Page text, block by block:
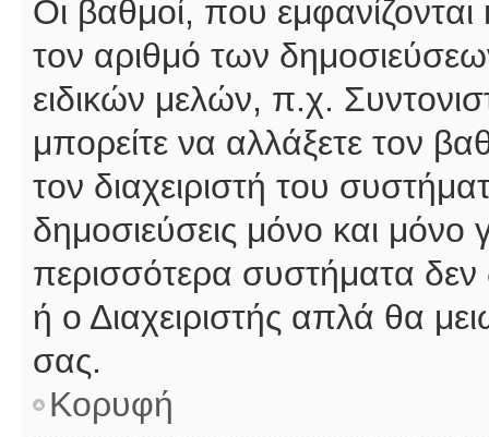
Οι βαθμοί, που
τον αριθμό των
ειδικών μελών, π.χ.
μπορείτε να αλλάξετε τον
τον διαχειριστή του
δημοσιεύσεις μόνο και
περισσότερα συστήματα δεν
ή ο Διαχειριστής απλά θα
σας.
Κορυφή